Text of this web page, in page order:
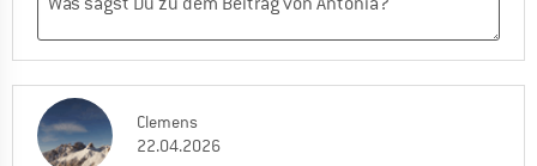
Clemens
22.04.2026